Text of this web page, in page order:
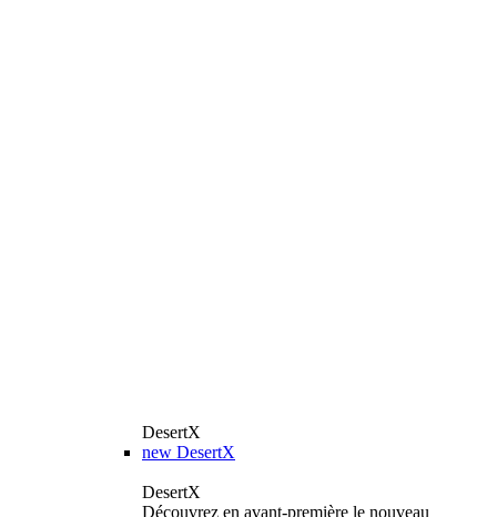
DesertX
new DesertX
DesertX
Découvrez en avant-première le nouveau